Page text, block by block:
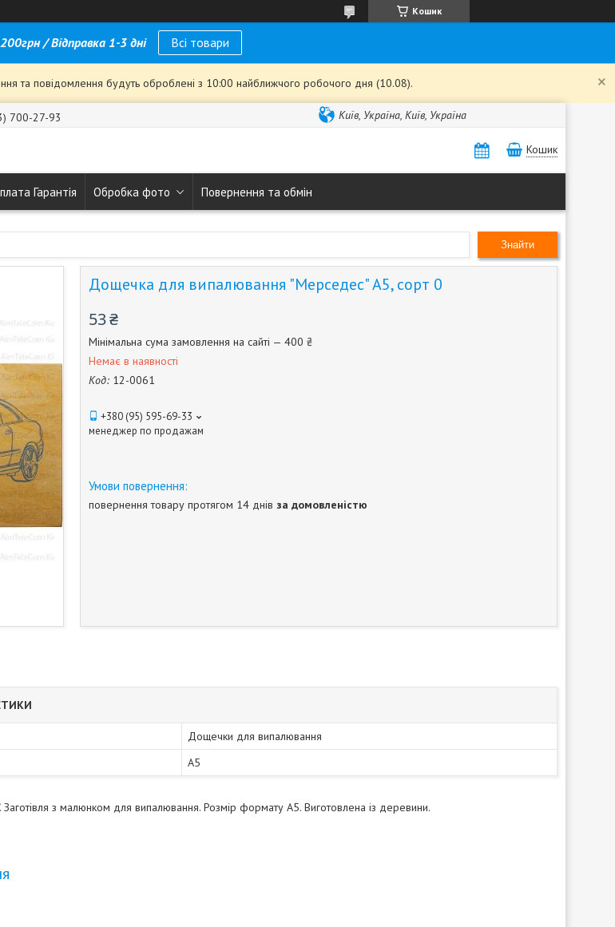
Кошик
/ Відправка 1-3 дні Всі товари
та повідомлення будуть оброблені з 10:00 найближчого робочого дня (10.08).
700-27-93
Київ, Україна, Київ, Україна
Кошик
Гарантія Обробка фото Повернення та обмін
Знайти
Дощечка для випалювання "Мерседес" А5, сорт 0
53 ₴
Мінімальна сума замовлення на сайті — 400 ₴
Немає в наявності
Код: 12-0061
+380 (95) 595-69-33
менеджер по продажам
повернення товару протягом 14 днів за домовленістю
Дощечки для випалювання
A5
з малюнком для випалювання. Розмір формату А5. Виготовлена із деревини.